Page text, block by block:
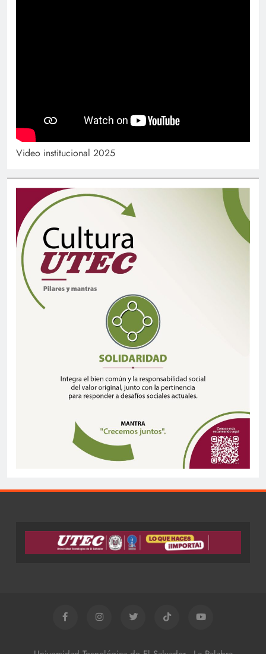
Video institucional 2025